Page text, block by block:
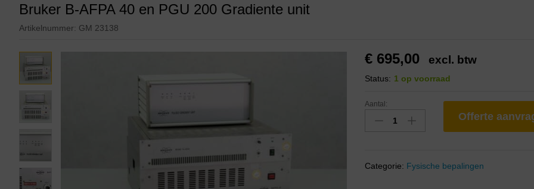
Bruker B-AFPA 40 en PGU 200 Gradiente unit
Artikelnummer: GM 23138
€ 695,00 excl. btw
Status: 1 op voorraad
Aantal:
Offerte
Categorie: Fysische bepalingen